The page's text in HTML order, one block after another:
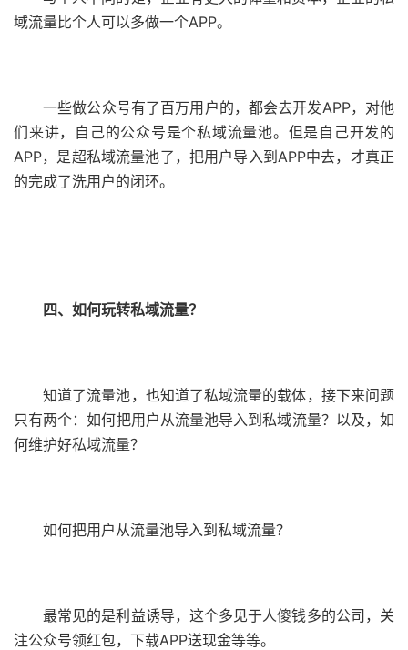
域流量比个人可以多做一个APP。
一些做公众号有了百万用户的，都会去开发APP，对他
们来讲，自己的公众号是个私域流量池。但是自己开发的
APP，是超私域流量池了，把用户导入到APP中去，才真正
的完成了洗用户的闭环。
四、如何玩转私域流量？
知道了流量池，也知道了私域流量的载体，接下来问题
只有两个：如何把用户从流量池导入到私域流量？以及，如
何维护好私域流量？
如何把用户从流量池导入到私域流量？
最常见的是利益诱导，这个多见于人傻钱多的公司，关
注公众号领红包，下载APP送现金等等。